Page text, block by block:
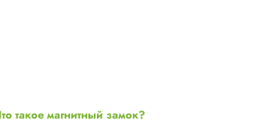
такое магнитный замок?